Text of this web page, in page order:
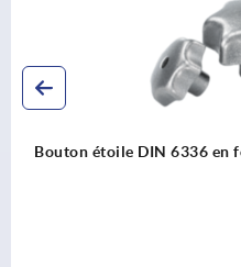
Poignées croisillon en